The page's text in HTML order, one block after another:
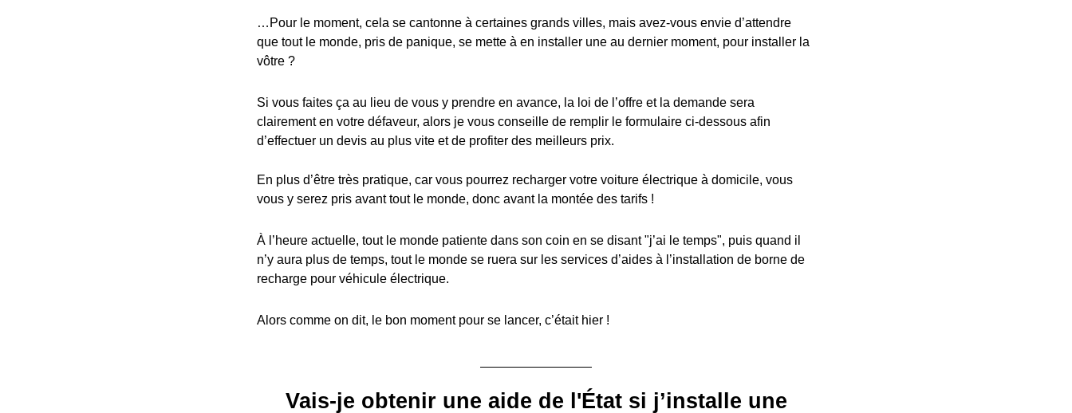
…Pour le moment, cela se cantonne à certaines grands villes, mais avez-vous envie d’attendre
que tout le monde, pris de panique, se mette à en installer une au dernier moment, pour installer la
vôtre ?
Si vous faites ça au lieu de vous y prendre en avance, la loi de l’offre et la demande sera
clairement en votre défaveur, alors je vous conseille de remplir le formulaire ci-dessous afin
d’effectuer un devis au plus vite et de profiter des meilleurs prix.
En plus d’être très pratique, car vous pourrez recharger votre voiture électrique à domicile, vous
vous y serez pris avant tout le monde, donc avant la montée des tarifs !
À l’heure actuelle, tout le monde patiente dans son coin en se disant "j’ai le temps", puis quand il
n’y aura plus de temps, tout le monde se ruera sur les services d’aides à l’installation de borne de
recharge pour véhicule électrique.
Alors comme on dit, le bon moment pour se lancer, c’était hier !
Vais-je obtenir une aide de l'État si j’installe une